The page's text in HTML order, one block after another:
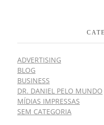
ADVERTISING
BLOG
BUSINESS
DR. DANIEL PELO MUNDO
MÍDIAS IMPRESSAS
SEM CATEGORIA